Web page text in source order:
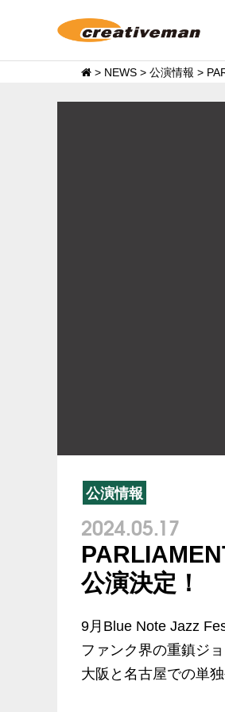
> NEWS > 公演情報 >
公演情報
2024.05.17
公演決定！
9月Blue Note Jazz
ファンク界の重鎮ジ
大阪と名古屋での単